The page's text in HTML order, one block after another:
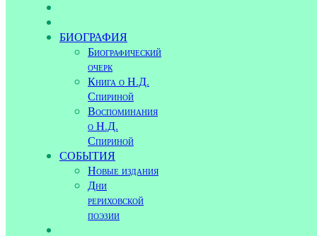
БИОГРАФИЯ
Биографический
очерк
Книга о Н.Д.
Спириной
Воспоминания
о Н.Д.
Спириной
СОБЫТИЯ
Новые издания
Дни
рериховской
поэзии